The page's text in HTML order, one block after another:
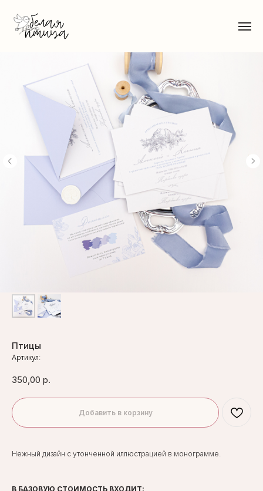
Птицы
Артикул:
350,00 р.
Добавить в корзину
Нежный дизайн с утонченной иллюстрацией в монограмме.
В БАЗОВУЮ СТОИМОСТЬ ВХОДИТ: